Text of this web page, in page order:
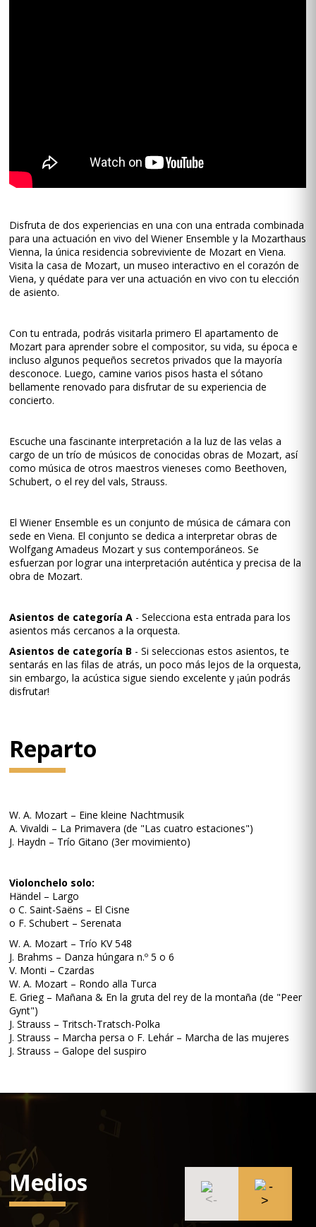
Disfruta de dos experiencias en una con una entrada combinada
para una actuación en vivo del Wiener Ensemble y la Mozarthaus
Vienna, la única residencia sobreviviente de Mozart en Viena.
Visita la casa de Mozart, un museo interactivo en el corazón de
Viena, y quédate para ver una actuación en vivo con tu elección
de asiento.
Con tu entrada, podrás visitarla primero El apartamento de
Mozart para aprender sobre el compositor, su vida, su época e
incluso algunos pequeños secretos privados que la mayoría
desconoce. Luego, camine varios pisos hasta el sótano
bellamente renovado para disfrutar de su experiencia de
concierto.
Escuche una fascinante interpretación a la luz de las velas a
cargo de un trío de músicos de conocidas obras de Mozart, así
como música de otros maestros vieneses como Beethoven,
Schubert, o el rey del vals, Strauss.
El Wiener Ensemble es un conjunto de música de cámara con
sede en Viena. El conjunto se dedica a interpretar obras de
Wolfgang Amadeus Mozart y sus contemporáneos. Se
esfuerzan por lograr una interpretación auténtica y precisa de la
obra de Mozart.
Asientos de categoría A - Selecciona esta entrada para los
asientos más cercanos a la orquesta.
Asientos de categoría B - Si seleccionas estos asientos, te
sentarás en las filas de atrás, un poco más lejos de la orquesta,
sin embargo, la acústica sigue siendo excelente y ¡aún podrás
disfrutar!
Reparto
W. A. Mozart – Eine kleine Nachtmusik
A. Vivaldi – La Primavera (de "Las cuatro estaciones")
J. Haydn – Trío Gitano (3er movimiento)
Violonchelo solo:
Händel – Largo
o C. Saint-Saëns – El Cisne
o F. Schubert – Serenata
W. A. Mozart – Trío KV 548
J. Brahms – Danza húngara n.º 5 o 6
V. Monti – Czardas
W. A. Mozart – Rondo alla Turca
E. Grieg – Mañana & En la gruta del rey de la montaña (de "Peer
Gynt")
J. Strauss – Tritsch-Tratsch-Polka
J. Strauss – Marcha persa o F. Lehár – Marcha de las mujeres
J. Strauss – Galope del suspiro
Medios